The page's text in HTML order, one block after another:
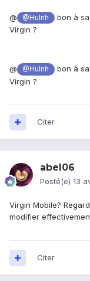
@ @Hulnh
bon à
Virgin ?
@ @Hulnh
bon à
Virgin ?
Citer
abel06
Posté(e) 13
Virgin Mobile?
modifier
Citer